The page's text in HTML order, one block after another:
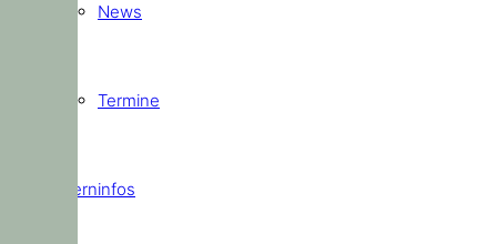
News
Termine
Elterninfos